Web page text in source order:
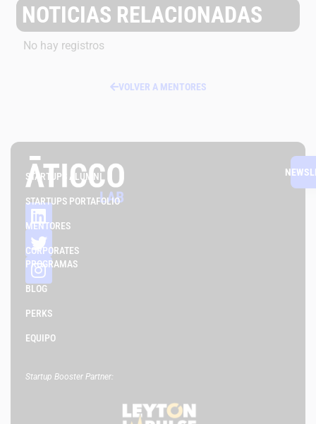
NOTICIAS RELACIONADAS
No hay registros
VOLVER A MENTORES
STARTUPS ALUMNI
STARTUPS PORTAFOLIO
MENTORES
CORPORATES
PROGRAMAS
BLOG
PERKS
EQUIPO
Startup Booster Partner: